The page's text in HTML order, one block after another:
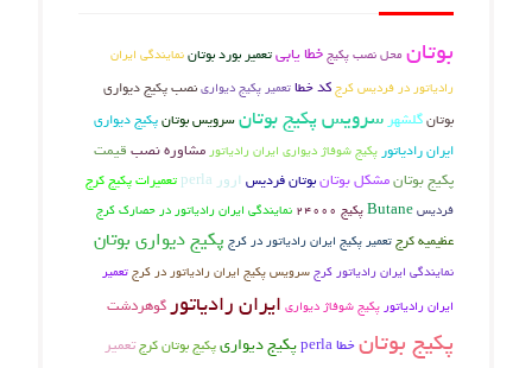
بوتانمحل نصب پکیجخطا یابیتعمیر بورد بوتاننمایندگی ایران
رادیاتور در فردیس کرجکد خطاتعمیر پکیج دیوارینصب پکیج دیواری
بوتانگلشهر سرویس پکیج بوتانسرویس بوتانپکیج دیواری
ایران رادیاتور پکیج شوفاژ دیواری ایران رادیاتورمشاوره نصب قیمت
پکیج بوتانمشکل بوتانبوتان فردیس ارور perla تعمیرات پکیج کرج
فردیسButane پکیج 24000 نمایندگی ایران رادیاتور در حصارک کرج
عظیمیه کرجتعمیر پکیج ایران رادیاتور در کرج پکیج دیواری بوتان
نمایندگی ایران رادیاتور کرجسرویس پکیج ایران رادیاتور در کرجتعمیر
ایران رادیاتورپکیج شوفاژ دیواری ایران رادیاتورگوهردشت
پکیج بوتانخطا perla پکیج دیواریپکیج بوتان کرجتعمیر